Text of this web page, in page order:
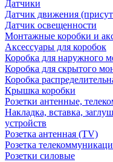
Датчики
Датчик движения
Датчик освещенности
Монтажные коробки и
Аксессуары для коробок
Коробка для наружного
Коробка для скрытого
Коробка
Крышка коробки
Розетки антенные,
Накладка, вставка,
устройств
Розетка антенная (TV)
Розетка
Розетки силовые